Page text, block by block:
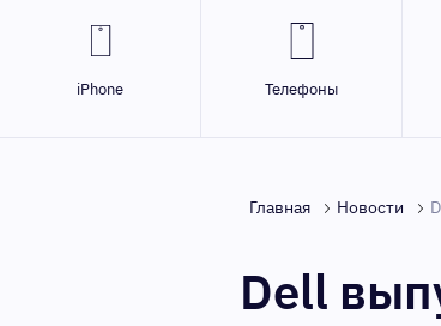
iPhone Телефоны
Главная Новости
Dell